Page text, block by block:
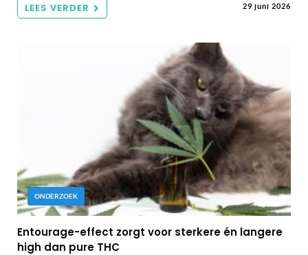
LEES VERDER 29 juni 2026
ONDERZOEK
Entourage-effect zorgt voor sterkere én langere
high dan pure THC